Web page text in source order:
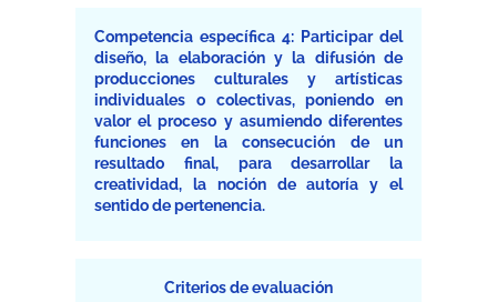
Competencia específica 4: Participar del
diseño, la elaboración y la difusión de
producciones culturales y artísticas
individuales o colectivas, poniendo en
valor el proceso y asumiendo diferentes
funciones en la consecución de un
resultado final, para desarrollar la
creatividad, la noción de autoría y el
sentido de pertenencia.
Criterios de evaluación